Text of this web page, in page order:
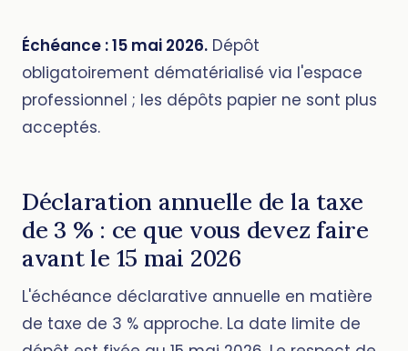
Échéance : 15 mai 2026. Dépôt
obligatoirement dématérialisé via l'espace
professionnel ; les dépôts papier ne sont plus
acceptés.
Déclaration annuelle de la taxe
de 3 % : ce que vous devez faire
avant le 15 mai 2026
L'échéance déclarative annuelle en matière
de taxe de 3 % approche. La date limite de